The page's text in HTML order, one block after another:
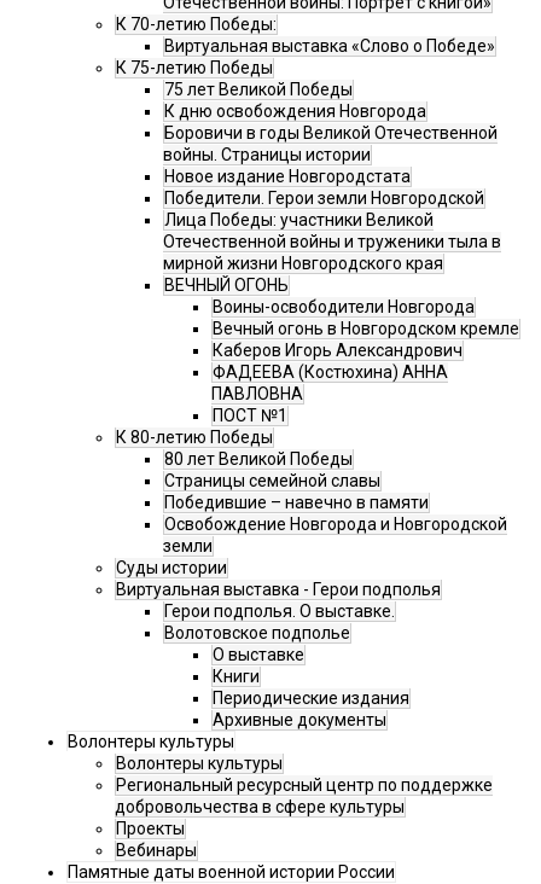
К 70-летию Победы:
Виртуальная выставка «Слово о Победе»
К 75-летию Победы
75 лет Великой Победы
К дню освобождения Новгорода
Боровичи в годы Великой Отечественной
войны. Страницы истории
Новое издание Новгородстата
Победители. Герои земли Новгородской
Лица Победы: участники Великой
Отечественной войны и труженики тыла в
мирной жизни Новгородского края
ВЕЧНЫЙ ОГОНЬ
Воины-освободители Новгорода
Вечный огонь в Новгородском кремле
Каберов Игорь Александрович
ФАДЕЕВА (Костюхина) АННА
ПАВЛОВНА
ПОСТ №1
К 80-летию Победы
80 лет Великой Победы
Страницы семейной славы
Победившие – навечно в памяти
Освобождение Новгорода и Новгородской
земли
Суды истории
Виртуальная выставка - Герои подполья
Герои подполья. О выставке.
Волотовское подполье
О выставке
Книги
Периодические издания
Архивные документы
Волонтеры культуры
Волонтеры культуры
Региональный ресурсный центр по поддержке
добровольчества в сфере культуры
Проекты
Вебинары
Памятные даты военной истории России